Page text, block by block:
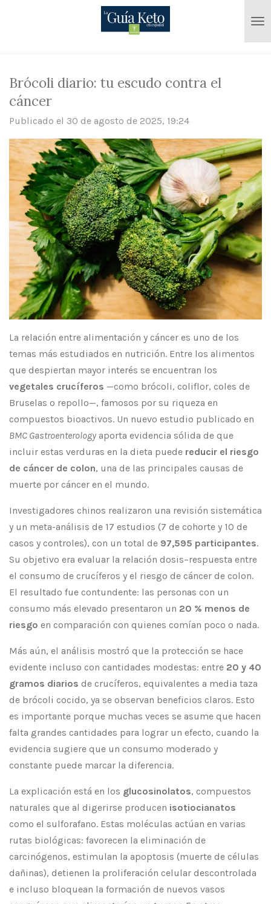
Brócoli diario: tu escudo contra el
cáncer
Publicado el 30 de agosto de 2025, 19:24
La relación entre alimentación y cáncer es uno de los
temas más estudiados en nutrición. Entre los alimentos
que despiertan mayor interés se encuentran los
vegetales crucíferos —como brócoli, coliflor, coles de
Bruselas o repollo—, famosos por su riqueza en
compuestos bioactivos. Un nuevo estudio publicado en
BMC Gastroenterology aporta evidencia sólida de que
incluir estas verduras en la dieta puede reducir el riesgo
de cáncer de colon, una de las principales causas de
muerte por cáncer en el mundo.
Investigadores chinos realizaron una revisión sistemática
y un meta-análisis de 17 estudios (7 de cohorte y 10 de
casos y controles), con un total de 97,595 participantes.
Su objetivo era evaluar la relación dosis–respuesta entre
el consumo de crucíferos y el riesgo de cáncer de colon.
El resultado fue contundente: las personas con un
consumo más elevado presentaron un 20 % menos de
riesgo en comparación con quienes comían poco o nada.
Más aún, el análisis mostró que la protección se hace
evidente incluso con cantidades modestas: entre 20 y 40
gramos diarios de crucíferos, equivalentes a media taza
de brócoli cocido, ya se observan beneficios claros. Esto
es importante porque muchas veces se asume que hacen
falta grandes cantidades para lograr un efecto, cuando la
evidencia sugiere que un consumo moderado y
constante puede marcar la diferencia.
La explicación está en los glucosinolatos, compuestos
naturales que al digerirse producen isotiocianatos
como el sulforafano. Estas moléculas actúan en varias
rutas biológicas: favorecen la eliminación de
carcinógenos, estimulan la apoptosis (muerte de células
dañinas), detienen la proliferación celular descontrolada
e incluso bloquean la formación de nuevos vasos